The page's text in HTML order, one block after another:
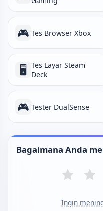
🎮 Tes Browser Xbox
🖥️ Tes Layar Steam
Deck
🎮 Tester DualSense
Bagaimana Anda
Ingin